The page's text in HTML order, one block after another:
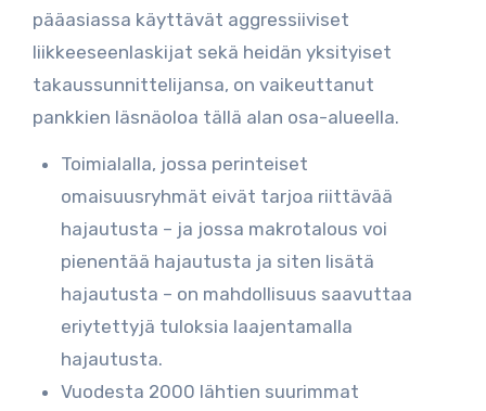
pääasiassa käyttävät aggressiiviset
liikkeeseenlaskijat sekä heidän yksityiset
takaussunnittelijansa, on vaikeuttanut
pankkien läsnäoloa tällä alan osa-alueella.
Toimialalla, jossa perinteiset
omaisuusryhmät eivät tarjoa riittävää
hajautusta – ja jossa makrotalous voi
pienentää hajautusta ja siten lisätä
hajautusta – on mahdollisuus saavuttaa
eriytettyjä tuloksia laajentamalla
hajautusta.
Vuodesta 2000 lähtien suurimmat